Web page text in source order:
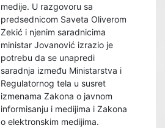
medije. U razgovoru sa
predsednicom Saveta Oliverom
Zekić i njenim saradnicima
ministar Jovanović izrazio je
potrebu da se unapredi
saradnja između Ministarstva i
Regulatornog tela u susret
izmenama Zakona o javnom
informisanju i medijima i Zakona
o elektronskim medijima.